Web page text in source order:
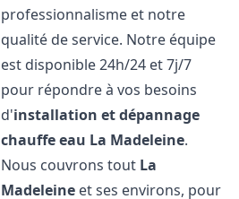
professionnalisme et notre
qualité de service. Notre équipe
est disponible 24h/24 et 7j/7
pour répondre à vos besoins
d'installation et dépannage
chauffe eau La Madeleine.
Nous couvrons tout La
Madeleine et ses environs, pour